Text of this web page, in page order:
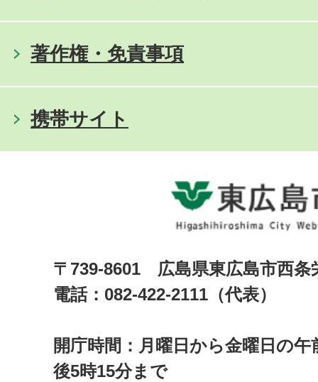
著作権・免責事項
携帯サイト
〒739-8601 広島県東広島市西
電話：082-422-2111（代表）
開庁時間：月曜日から金曜日の午
後5時15分まで